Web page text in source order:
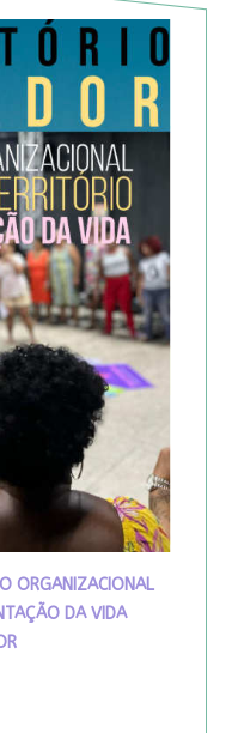
ORGANIZACIONAL
DA VIDA